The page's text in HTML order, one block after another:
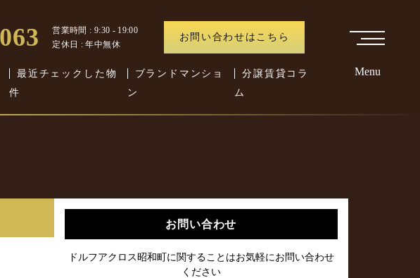
営業時間 : 9:30 - 19:00
定休日 : 年中無休
お問い合わせはこちら
最近チェックした物
件
ブランドマンショ
ン
分譲賃貸コラ
ム
Menu
お問い合わせ
ドルフアクロス昭和町に関することはお気軽にお問い合わせ
ください